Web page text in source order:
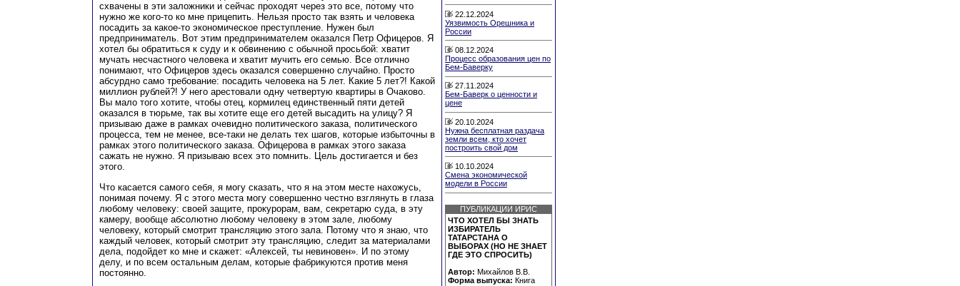
схвачены в эти заложники и сейчас проходят через это все, потому что
нужно же кого-то ко мне прицепить. Нельзя просто так взять и человека
посадить за какое-то экономическое преступление. Нужен был
предприниматель. Вот этим предпринимателем оказался Петр Офицеров. Я
хотел бы обратиться к суду и к обвинению с обычной просьбой: хватит
мучать несчастного человека и хватит мучить его семью. Все отлично
понимают, что Офицеров здесь оказался совершенно случайно. Просто
абсурдно само требование: посадить человека на 5 лет. Какие 5 лет?! Какой
миллион рублей?! У него арестовали одну четвертую квартиры в Очаково.
Вы мало того хотите, чтобы отец, кормилец единственный пяти детей
оказался в тюрьме, так вы хотите еще его детей высадить на улицу? Я
призываю даже в рамках очевидно политического заказа, политического
процесса, тем не менее, все-таки не делать тех шагов, которые избыточны в
рамках этого политического заказа. Офицерова в рамках этого заказа
сажать не нужно. Я призываю всех это помнить. Цель достигается и без
этого.
Что касается самого себя, я могу сказать, что я на этом месте нахожусь,
понимая почему. Я с этого места могу совершенно честно взглянуть в глаза
любому человеку: своей защите, прокурорам, вам, секретарю суда, в эту
камеру, вообще абсолютно любому человеку в этом зале, любому
человеку, который смотрит трансляцию этого зала. Потому что я знаю, что
каждый человек, который смотрит эту трансляцию, следит за материалами
дела, подойдет ко мне и скажет: «Алексей, ты невиновен». И по этому
делу, и по всем остальным делам, которые фабрикуются против меня
постоянно.
22.12.2024
Уязвимость Орешника и
России
08.12.2024
Процесс образования цен по
Бем-Баверку
27.11.2024
Бем-Баверк о ценности и
цене
20.10.2024
Нужна бесплатная раздача
земли всем, кто хочет
построить свой дом
10.10.2024
Смена экономической
модели в России
ПУБЛИКАЦИИ ИРИС
ЧТО ХОТЕЛ БЫ ЗНАТЬ
ИЗБИРАТЕЛЬ
ТАТАРСТАНА О
ВЫБОРАХ (НО НЕ ЗНАЕТ
ГДЕ ЭТО СПРОСИТЬ)
Автор: Михайлов В.В.
Форма выпуска: Книга